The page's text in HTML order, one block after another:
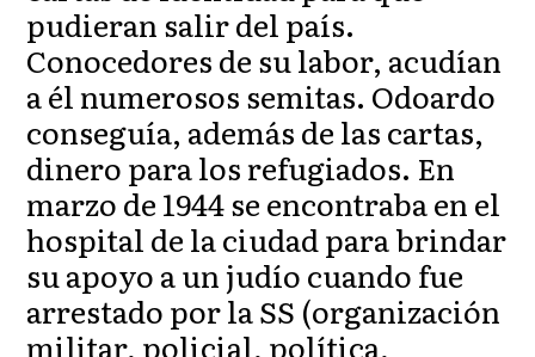
pudieran salir del país.
Conocedores de su labor, acudían
a él numerosos semitas. Odoardo
conseguía, además de las cartas,
dinero para los refugiados. En
marzo de 1944 se encontraba en el
hospital de la ciudad para brindar
su apoyo a un judío cuando fue
arrestado por la SS (organización
militar, policial, política,